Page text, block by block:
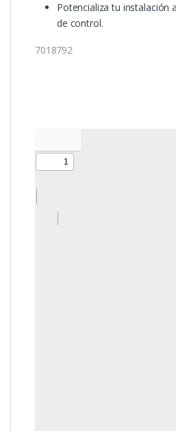
Potencializa tu instalación
de control.
7018792